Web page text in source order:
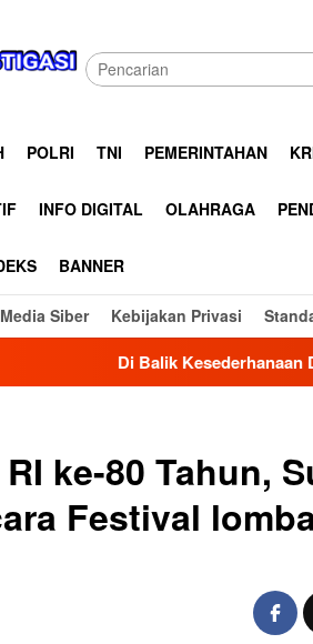
POLRI TNI PEMERINTAHAN
INFO DIGITAL OLAHRAGA
BANNER
Siber Kebijakan Privasi
Dayah Bustanus
ke-80 Tahun,
Festival